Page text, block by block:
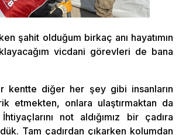
şahit olduğum birkaç anı hayatımın
vicdani görevleri de bana
diğer her şey gibi insanların
etmekten, onlara ulaştırmaktan da
not aldığımız bir çadıra
Tam çadırdan çıkarken kolumdan